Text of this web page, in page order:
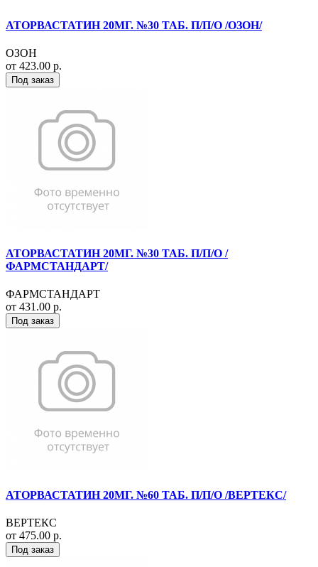
АТОРВАСТАТИН 20МГ. №30 ТАБ. П/П/О /ОЗОН/
ОЗОН
от 423.00 р.
Под заказ
АТОРВАСТАТИН 20МГ. №30 ТАБ. П/П/О /
ФАРМСТАНДАРТ/
ФАРМСТАНДАРТ
от 431.00 р.
Под заказ
АТОРВАСТАТИН 20МГ. №60 ТАБ. П/П/О /ВЕРТЕКС/
ВЕРТЕКС
от 475.00 р.
Под заказ